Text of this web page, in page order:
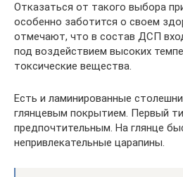
Отказаться от такого выбора
особенно заботится о своем
отмечают, что в состав ДСП
под воздействием высоких
токсические вещества.
Есть и ламинированные
глянцевым покрытием. Первый
предпочтительным. На глянце
непривлекательные царапины.